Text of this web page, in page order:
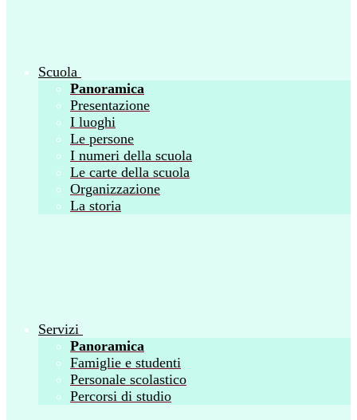
Scuola
Panoramica
Presentazione
I luoghi
Le persone
I numeri della scuola
Le carte della scuola
Organizzazione
La storia
Servizi
Panoramica
Famiglie e studenti
Personale scolastico
Percorsi di studio